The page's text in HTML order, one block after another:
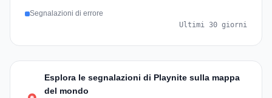
Segnalazioni di errore
Ultimi 30 giorni
Esplora le segnalazioni di Playnite sulla mappa
del mondo